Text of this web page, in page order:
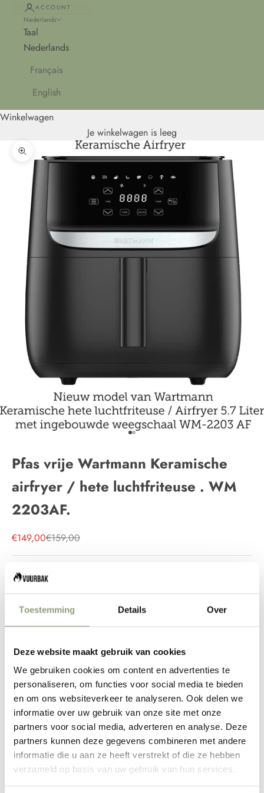
Toestemming Details Over
Deze website maakt gebruik van cookies
We gebruiken cookies om content en advertenties te
personaliseren, om functies voor social media te bieden
en om ons websiteverkeer te analyseren. Ook delen we
informatie over uw gebruik van onze site met onze
partners voor social media, adverteren en analyse. Deze
partners kunnen deze gegevens combineren met andere
informatie die u aan ze heeft verstrekt of die ze hebben
verzameld op basis van uw gebruik van hun services.
ACCOUNT
Nederlands
Taal
Nederlands
Français
English
Winkelwagen
Je winkelwagen is leeg
In-/uitzoomen
Naar artikel 1
Naar artikel 2
Pfas vrije Wartmann Keramische
airfryer / hete luchtfriteuse . WM
2203AF.
Aanbiedingsprijs
€149,00Normale prijs
€159,00
Aantal verlagen
TOEVOEGEN AAN WINKELWAGEN
Keramische airfryer / hete luchtfriteuse Wartmann WM
2203AF
Voor gezonder bakken, grillen, roasten en "frituren" Een
alleskunner die meer smaak aan tafel brengt!
Dit nieuwste model heeft een keramische coating